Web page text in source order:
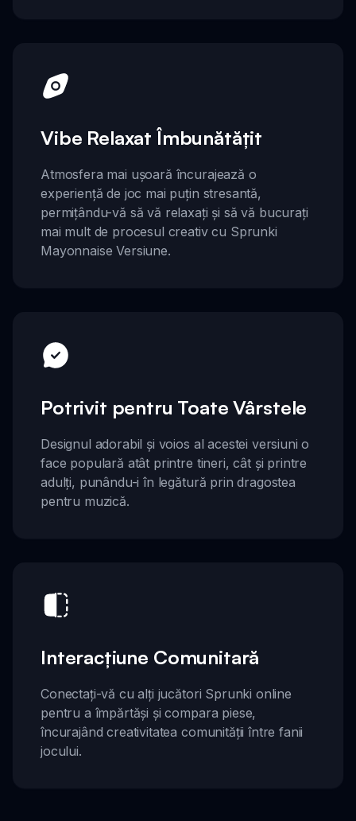
Vibe Relaxat Îmbunătățit
Atmosfera mai ușoară încurajează o
experiență de joc mai puțin stresantă,
permițându-vă să vă relaxați și să vă bucurați
mai mult de procesul creativ cu Sprunki
Mayonnaise Versiune.
Potrivit pentru Toate Vârstele
Designul adorabil și voios al acestei versiuni o
face populară atât printre tineri, cât și printre
adulți, punându-i în legătură prin dragostea
pentru muzică.
Interacțiune Comunitară
Conectați-vă cu alți jucători Sprunki online
pentru a împărtăși și compara piese,
încurajând creativitatea comunității între fanii
jocului.